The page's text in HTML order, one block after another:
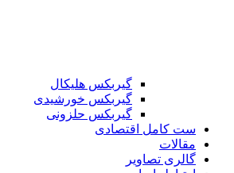
گیربکس هلیکال
گیربکس خورشیدی
گیربکس حلزونی
ست کامل اقتصادی
مقالات
گالری تصاویر